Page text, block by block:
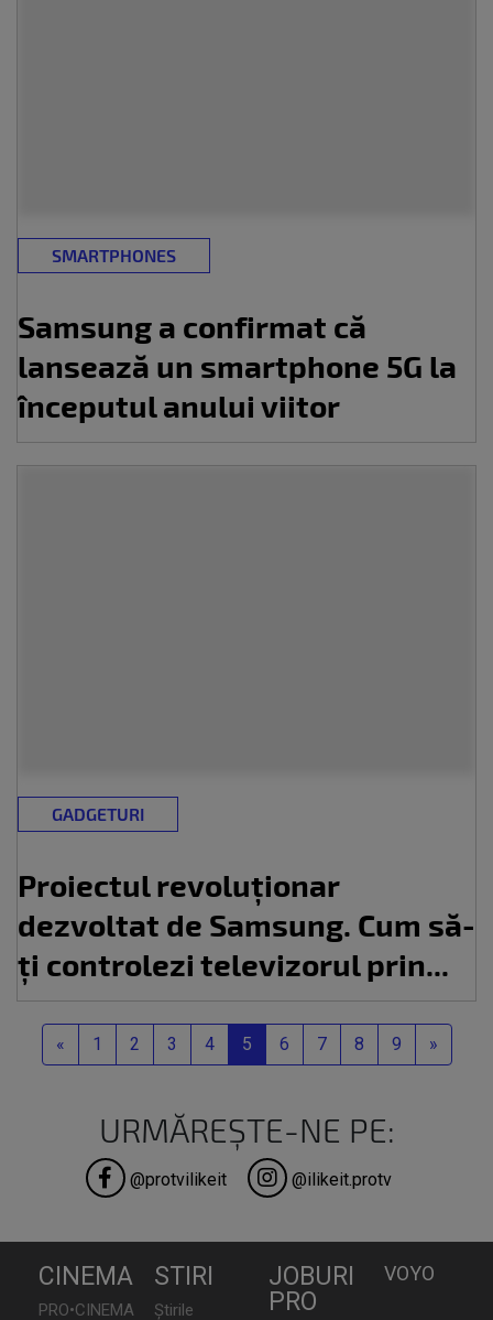
SMARTPHONES
Samsung a confirmat că
lansează un smartphone 5G la
începutul anului viitor
GADGETURI
Proiectul revoluționar
dezvoltat de Samsung. Cum să-
ți controlezi televizorul prin...
«Previous
1 2 3 4 5 6 7 8 9 »Next
URMĂREȘTE-NE PE:
@protvilikeit @ilikeit.protv
CINEMA
PRO•CINEMA
STIRI
Știrile
JOBURI
PRO
VOYO